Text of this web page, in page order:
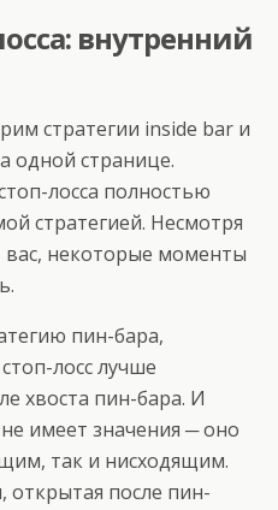
внутренний
стратегии inside bar и
одной странице.
лосса полностью
стратегией. Несмотря
вас, некоторые моменты
пин-бара,
лосс лучше
хвоста пин-бара. И
имеет значения ─ оно
так и нисходящим.
открытая после пин-